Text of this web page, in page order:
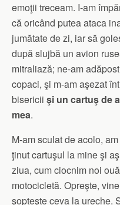
emoţii treceam. I-am
că oricând putea ataca
jumătate de zi, iar să
după slujbă un avion
mitraliază; ne-am
copaci, şi m-am aşezat
bisericii şi un cartuş de
mea.
M-am sculat de acolo,
ţinut cartuşul la mine şi
ziua, cum ciocnim noi
motocicletă. Opreşte,
şopteşte ceva la ureche.